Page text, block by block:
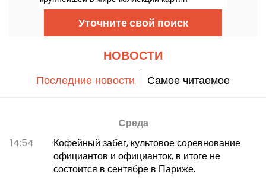
импрессионистов? У нас есть все
необходимые советы и рекомендации, работы,
с которыми стоит познакомиться, выставки,
проходящие в данный момент, а также цены и
для лучших открытий в лучших условиях.
Уточните свой поиск
НОВОСТИ
Последние новости Самое читаемое
Cреда
14:54
Кофейный забег, культовое соревнование
официантов и официанток, в итоге не
состоится в сентябре в Париже.